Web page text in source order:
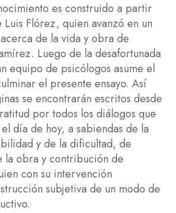
es construido a partir
Flórez, quien avanzó en un
de la vida y obra de
Luego de la desafortunada
equipo de psicólogos asume el
el presente ensayo. Así
se encontrarán escritos desde
por todos los diálogos que
día de hoy, a sabiendas de la
y de la dificultad, de
la obra y contribución de
con su intervención
subjetiva de un modo de